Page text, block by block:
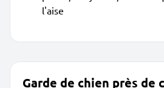
l'aise
Garde de chien près de